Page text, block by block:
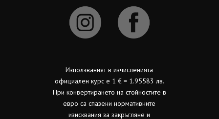
Използваният в изчисленията
официален курс е 1 € = 1.95583 лв.
При конвертирането на стойностите в
евро са спазени нормативните
изисквания за закръгляне и